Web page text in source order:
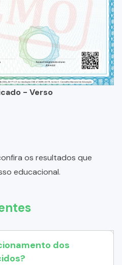
- Verso
os resultados que
educacional.
dos